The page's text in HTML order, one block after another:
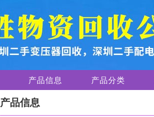
产品信息 产品分类
产品信息